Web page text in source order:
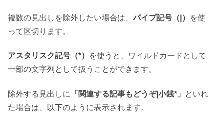
複数の見出しを除外したい場合は、 パイプ記号（|）
を使
って区切ります。
アスタリスク記号（*）
を使うと、ワイルドカードとして
一部の文字列として扱うことができます。
除外する見出しに 「関連する記事もどうぞ|小銭*」
といれ
た場合は、以下のように表示されます。